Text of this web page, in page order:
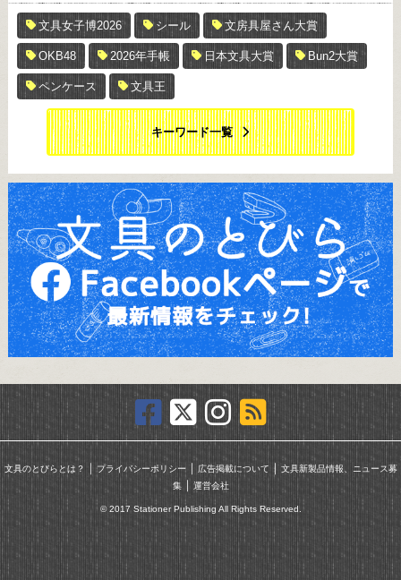
文具女子博2026 シール 文房具屋さん大賞
OKB48 2026年手帳 日本文具大賞 Bun2大賞
ペンケース 文具王
キーワード一覧
文具のとびらとは？ ｜ プライバシーポリシー｜ 広告掲載について ｜ 文具新製品情報、ニュース募
集｜ 運営会社
© 2017 Stationer Publishing All Rights Reserved.